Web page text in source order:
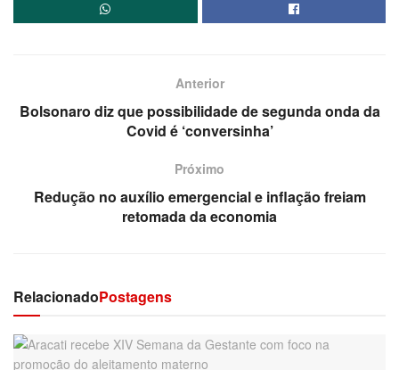
Anterior
Bolsonaro diz que possibilidade de segunda onda da
Covid é ‘conversinha’
Próximo
Redução no auxílio emergencial e inflação freiam
retomada da economia
RelacionadoPostagens